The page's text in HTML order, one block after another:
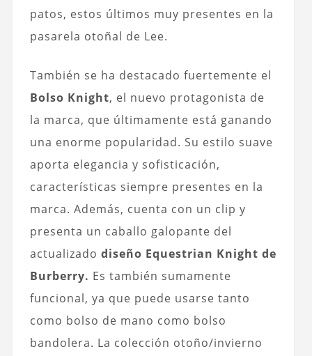
patos, estos últimos muy presentes en la
pasarela otoñal de Lee.
También se ha destacado fuertemente el
Bolso Knight, el nuevo protagonista de
la marca, que últimamente está ganando
una enorme popularidad. Su estilo suave
aporta elegancia y sofisticación,
características siempre presentes en la
marca. Además, cuenta con un clip y
presenta un caballo galopante del
actualizado diseño Equestrian Knight de
Burberry. Es también sumamente
funcional, ya que puede usarse tanto
como bolso de mano como bolso
bandolera. La colección otoño/invierno